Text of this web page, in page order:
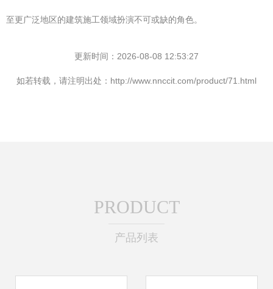
至更广泛地区的建筑施工领域扮演不可或缺的角色。
更新时间：2026-08-08 12:53:27
如若转载，请注明出处：http://www.nnccit.com/product/71.html
PRODUCT
产品列表